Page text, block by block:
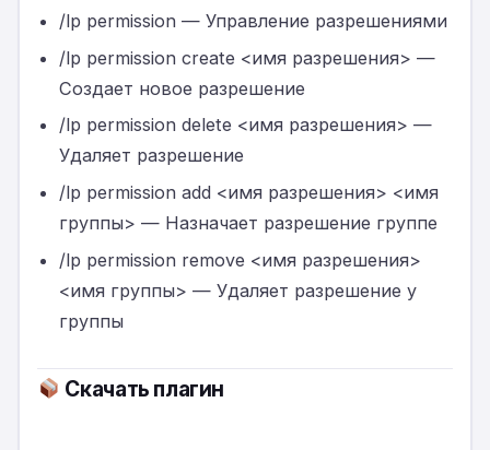
/lp permission — Управление разрешениями
/lp permission create <имя разрешения> —
Создает новое разрешение
/lp permission delete <имя разрешения> —
Удаляет разрешение
/lp permission add <имя разрешения> <имя
группы> — Назначает разрешение группе
/lp permission remove <имя разрешения>
<имя группы> — Удаляет разрешение у
группы
Скачать плагин